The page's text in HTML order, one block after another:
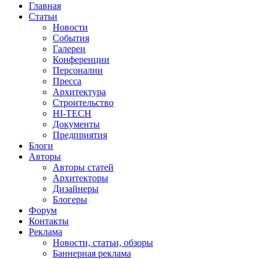
Главная
Статьи
Новости
События
Галереи
Конференции
Персоналии
Пресса
Архитектура
Строительство
HI-TECH
Документы
Предприятия
Блоги
Авторы
Авторы статей
Архитекторы
Дизайнеры
Блогеры
Форум
Контакты
Реклама
Новости, статьи, обзоры
Баннерная реклама